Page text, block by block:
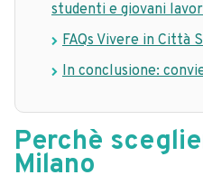
studenti e giovani
FAQs Vivere in Città
In conclusione:
Perchè
Milano